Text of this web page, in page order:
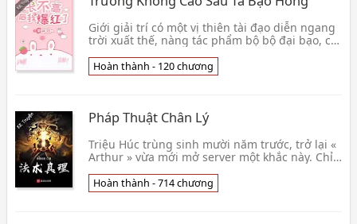
Giới giải trí có một vị thiên tài đạo diễn ngang
trời xuất thế, nàng tác phẩm bộ bộ đại bạo, có
Mộng Mãn Chi
Hoàn thành - 120 chương
Pháp Thuật Chân Lý
Triệu Húc trùng sinh mười năm trước, trở lại «
Arthur » vừa mới mở server một khắc này. Chỉ
địa 👦 Kỳ Tích Kỳ Nguyện
Hoàn thành - 714 chương